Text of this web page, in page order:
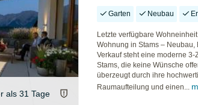
als 31 Tage
Garten Neubau
Letzte verfügbare
Wohnung in Stams –
Verkauf steht eine moderne
Stams, die keine Wünsche
überzeugt durch ihre
Raumaufteilung und einen...